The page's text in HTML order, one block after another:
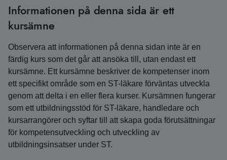
Informationen på denna sida är ett
kursämne
Observera att informationen på denna sidan inte är en
färdig kurs som det går att ansöka till, utan endast ett
kursämne. Ett kursämne beskriver de kompetenser inom
ett specifikt område som en ST-läkare förväntas utveckla
genom att delta i en eller flera kurser. Kursämnen fungerar
som ett utbildningsstöd för ST-läkare, handledare och
kursarrangörer och syftar till att skapa goda förutsättningar
för kompetensutveckling och utveckling av
utbildningsinsatser under ST.